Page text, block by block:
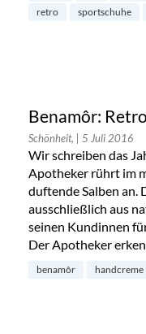
retro
sportschuhe
Benamôr:
Schönheit, | 5 Juli 2016
Wir schreiben das
Apotheker rührt im
duftende Salben an.
ausschließlich aus
seinen Kundinnen
Der Apotheker
benamôr handcreme